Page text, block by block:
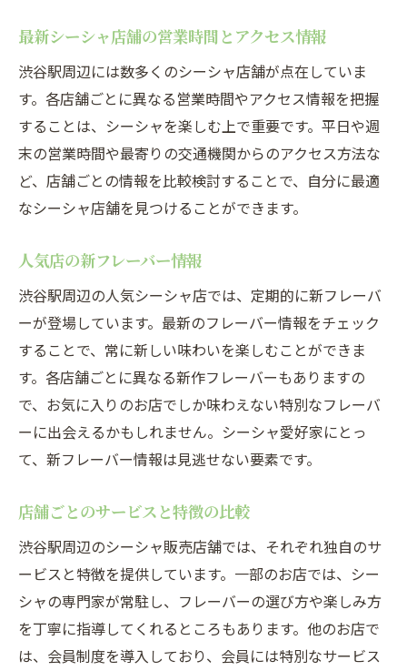
シーシャの選び方と購入のポイント
渋谷駅近くでシーシャを購入する際の注意
点
フレーバー種類の豊富な店舗リスト
購入前に知っておくべきシーシャの基礎知
識
渋谷駅周辺のシーシャ店の価格比較
渋谷駅近くの人気シーシャ販売店を詳しく紹介
渋谷駅周辺の隠れた名店
定番人気店の魅力とフレーバー紹介
店内の雰囲気で選ぶシーシャ店
リピーター続出の人気店の秘密
渋谷駅から徒歩圏内の便利なシーシャ店
渋谷駅周辺でおすすめのシーシャ専門店を徹底
専門店ならではの豊富なフレーバー選択
スタッフのおすすめフレーバーガイド
シーシャ専門店の特別サービス紹介
店舗独自のイベント情報
最新シーシャ店舗の営業時間とアクセス情報
渋谷駅周辺には数多くのシーシャ店舗が点在していま
す。各店舗ごとに異なる営業時間やアクセス情報を把握
することは、シーシャを楽しむ上で重要です。平日や週
末の営業時間や最寄りの交通機関からのアクセス方法な
ど、店舗ごとの情報を比較検討することで、自分に最適
なシーシャ店舗を見つけることができます。
人気店の新フレーバー情報
渋谷駅周辺の人気シーシャ店では、定期的に新フレーバ
ーが登場しています。最新のフレーバー情報をチェック
することで、常に新しい味わいを楽しむことができま
す。各店舗ごとに異なる新作フレーバーもありますの
で、お気に入りのお店でしか味わえない特別なフレーバ
ーに出会えるかもしれません。シーシャ愛好家にとっ
て、新フレーバー情報は見逃せない要素です。
店舗ごとのサービスと特徴の比較
渋谷駅周辺のシーシャ販売店舗では、それぞれ独自のサ
ービスと特徴を提供しています。一部のお店では、シー
シャの専門家が常駐し、フレーバーの選び方や楽しみ方
を丁寧に指導してくれるところもあります。他のお店で
は、会員制度を導入しており、会員には特別なサービス